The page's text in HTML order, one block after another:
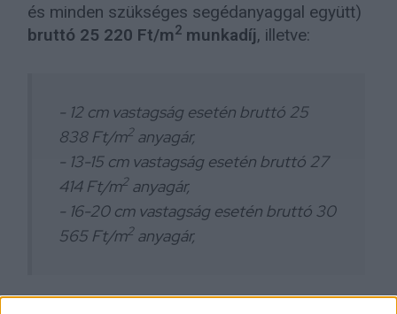
és minden szükséges segédanyaggal együtt)
bruttó 25 220 Ft/m2 munkadíj, illetve:
- 12 cm vastagság esetén bruttó 25
838 Ft/m2anyagár,
- 13-15 cm vastagság esetén bruttó 27
414 Ft/m2anyagár,
- 16-20 cm vastagság esetén bruttó 30
565 Ft/m2anyagár,